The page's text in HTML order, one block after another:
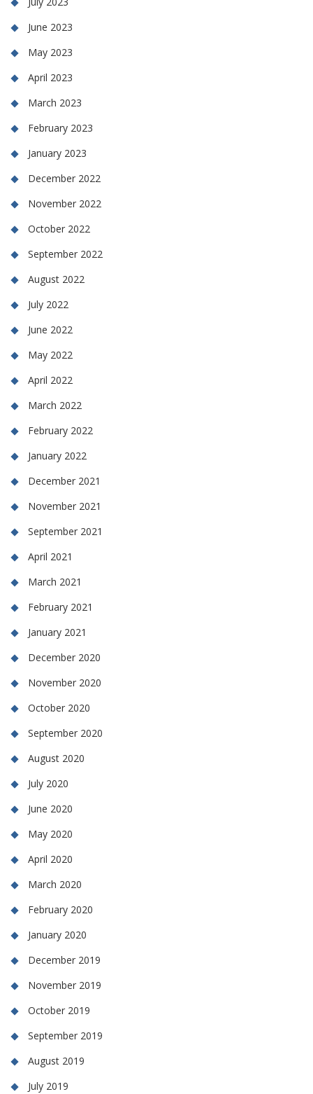
June 2023
May 2023
April 2023
March 2023
February 2023
January 2023
December 2022
November 2022
October 2022
September 2022
August 2022
July 2022
June 2022
May 2022
April 2022
March 2022
February 2022
January 2022
December 2021
November 2021
September 2021
April 2021
March 2021
February 2021
January 2021
December 2020
November 2020
October 2020
September 2020
August 2020
July 2020
June 2020
May 2020
April 2020
March 2020
February 2020
January 2020
December 2019
November 2019
October 2019
September 2019
August 2019
July 2019